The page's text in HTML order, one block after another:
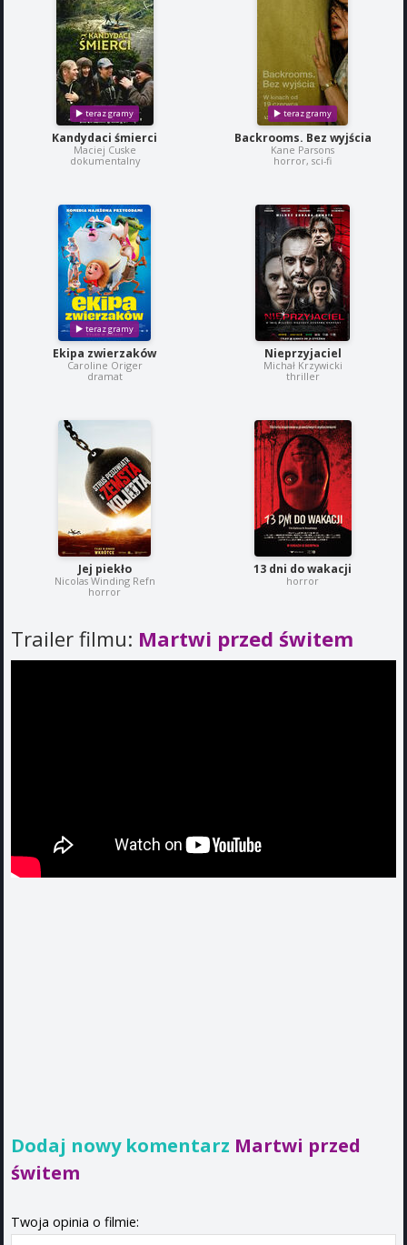
Kandydaci śmierci
Maciej Cuske
dokumentalny
Backrooms. Bez wyjścia
Kane Parsons
horror, sci-fi
Ekipa zwierzaków
Caroline Origer
dramat
Nieprzyjaciel
Michał Krzywicki
thriller
Jej piekło
Nicolas Winding Refn
horror
13 dni do wakacji
horror
Trailer filmu: Martwi przed świtem
Dodaj nowy komentarz Martwi przed
świtem
Twoja opinia o filmie: